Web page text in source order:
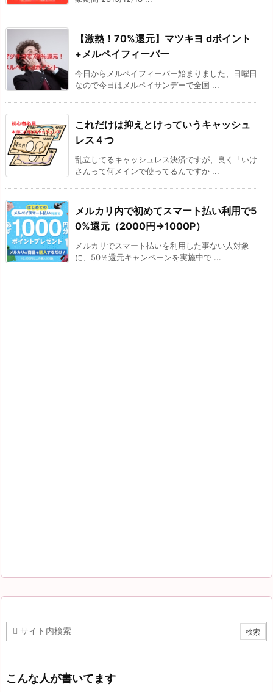
【激熱！70%還元】マツキヨ dポイント
+メルペイフィーバー
今日からメルペイフィーバー始まりました、日曜日
なので今日はメルペイサンデーで全国 ...
これだけは抑えとけっていうキャッシュ
レス４つ
乱立してるキャッシュレス決済ですが、良く「いけ
さんって何メインで使ってるんですか ...
メルカリ内で初めてスマート払い利用で5
0%還元（2000円→1000P）
メルカリでスマート払いを利用した事ない人対象
に、50％還元キャンペーンを実施中で ...
こんな人が書いてます